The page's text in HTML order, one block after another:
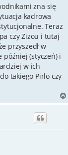
zna się
kadrowa
Teraz
czy Zizou i tutaj
przyszedł w
później (styczeń) i
w ich
takiego Pirlo czy